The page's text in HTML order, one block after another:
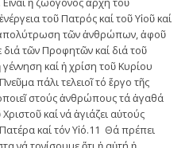
τοῦ Πατρός καί τοῦ Υἱοῦ καί
ἀπολύτρωση τῶν ἀνθρώπων, ἀφοῦ
τῶν Προφητῶν καί διά τοῦ
καί ἡ χρίση τοῦ Κυρίου
πάλι τελειοῖ τό ἔργο τῆς
στούς ἀνθρώπους τά ἀγαθά
καί νά ἁγιάζει αὐτούς
καί τόν Υἱό.11 Θά πρέπει